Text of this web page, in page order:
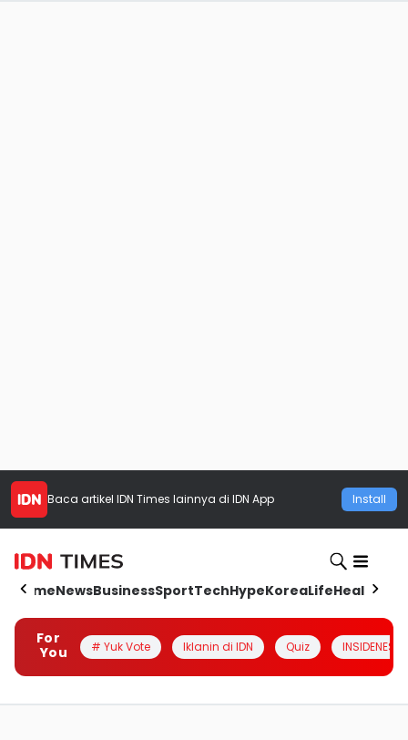
Baca artikel IDN Times lainnya di IDN App Install
HomeNewsBusinessSportTechHypeKoreaLifeHealth
For
You
# Yuk Vote Iklanin di IDN Quiz INSIDENESIA